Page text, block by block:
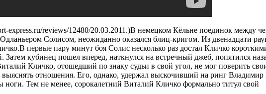
express.ru/reviews/12480/20.03.2011.)В немецком Кёльне поединок между
Солисом, неожиданно оказался блиц-кригом. Из двенадцати
первые пару минут боя Солис несколько раз достал Кличко
кубинец пошел вперед, наткнулся на встречный джеб, попятился
Кличко, отошедший по знаку судьи в свой угол, не мог поверить
отношения. Его, однако, удержал выскочивший на ринг
Тем не менее, сорокалетний Виталий Кличко формально титул свой